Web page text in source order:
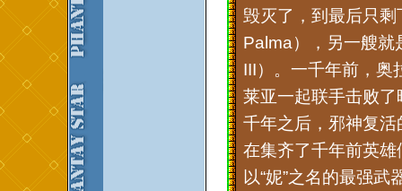
毁灭了，到最后只
Palma），另一艘就
III）。一千年前，奥
莱亚一起联手击败
千年之后，邪神复
在集齐了千年前英
以“妮”之名的最强